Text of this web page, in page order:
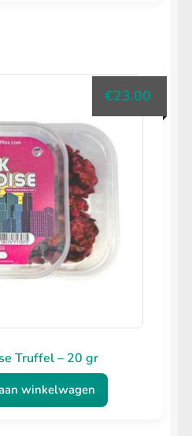
Truffel – 20 gr
€23.00
winkelwagen